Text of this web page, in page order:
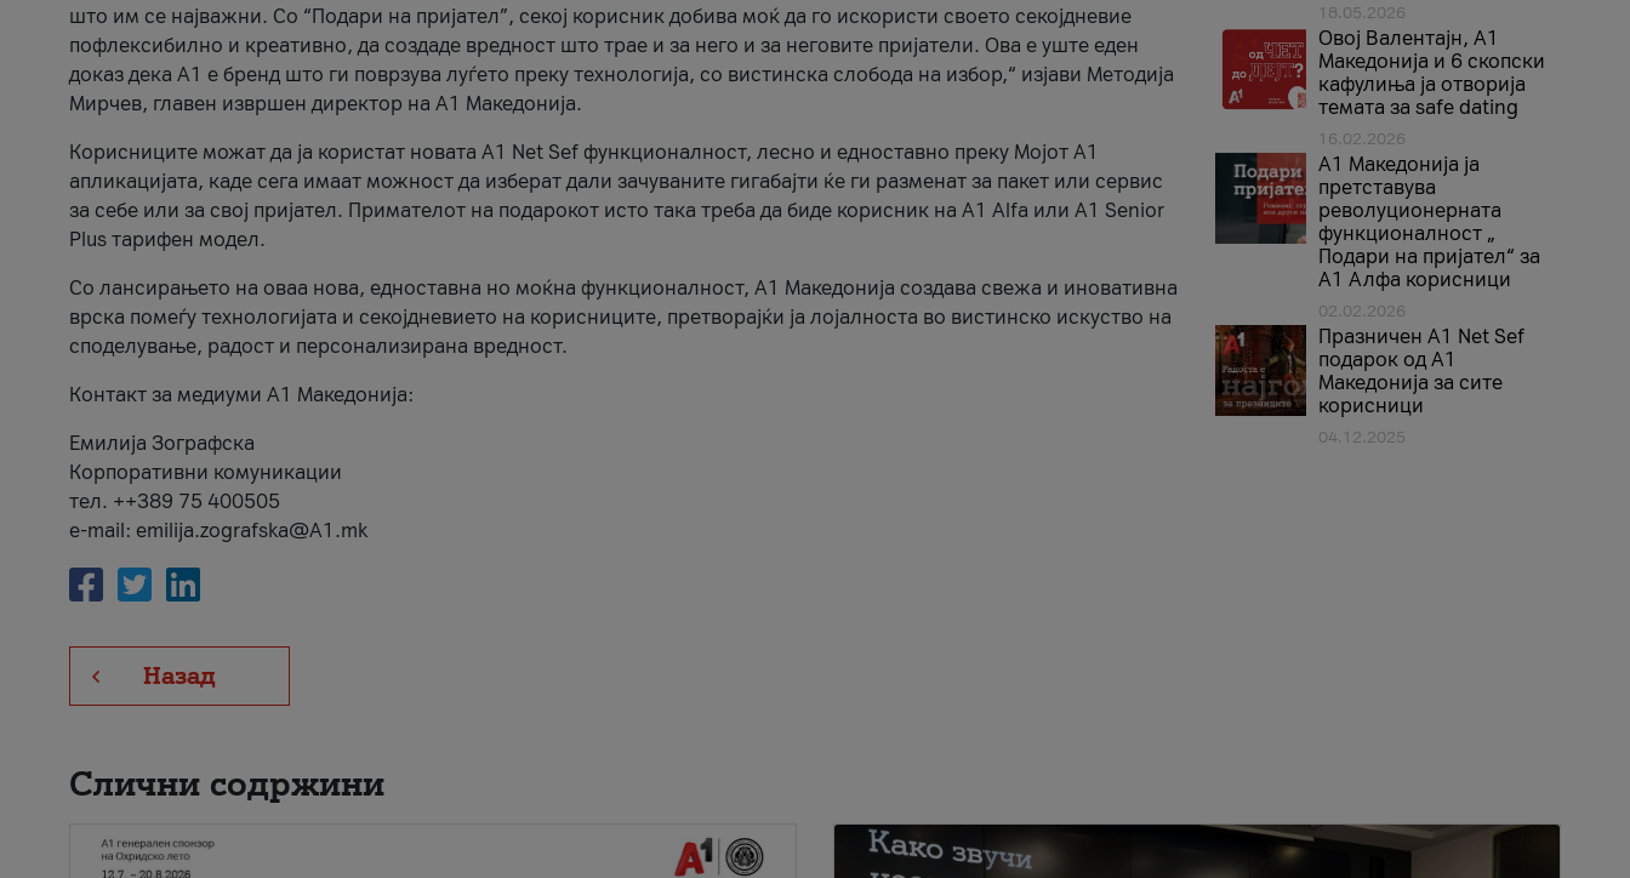
што им се најважни. Со “Подари на пријател”, секој корисник добива моќ да го искористи своето секојдневие
пофлексибилно и креативно, да создаде вредност што трае и за него и за неговите пријатели. Ова е уште еден
доказ дека А1 е бренд што ги поврзува луѓето преку технологија, со вистинска слобода на избор,“ изјави Методија
Мирчев, главен извршен директор на А1 Македонија.
Корисниците можат да ја користат новата А1 Net Sef функционалност, лесно и едноставно преку Мојот А1
апликацијата, каде сега имаат можност да изберат дали зачуваните гигабајти ќе ги разменат за пакет или сервис
за себе или за свој пријател. Примателот на подарокот исто така треба да биде корисник на А1 Alfa или A1 Senior
Plus тарифен модел.
Со лансирањето на оваа нова, едноставна но моќна функционалност, А1 Македонија создава свежа и иновативна
врска помеѓу технологијата и секојдневието на корисниците, претворајќи ја лојалноста во вистинско искуство на
споделување, радост и персонализирана вредност.
Контакт за медиуми А1 Македонија:
Емилија Зографска
Корпоративни комуникации
тел. ++389 75 400505
e-mail: emilija.zografska@A1.mk
Назад
18.05.2026
Овој Валентајн, A1
Македонија и 6 скопски
кафулиња ја отворија
темата за safe dating
16.02.2026
А1 Македонија ја
претставува
револуционерната
функционалност „
Подари на пријател“ за
А1 Алфа корисници
02.02.2026
Празничен A1 Net Sеf
подарок од А1
Македонија за сите
корисници
04.12.2025
Слични содржини